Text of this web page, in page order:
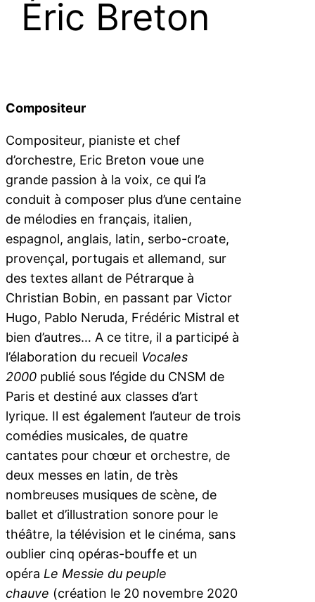
Éric Breton
Compositeur
Compositeur, pianiste et chef
d’orchestre, Eric Breton voue une
grande passion à la voix, ce qui l’a
conduit à composer plus d’une centaine
de mélodies en français, italien,
espagnol, anglais, latin, serbo-croate,
provençal, portugais et allemand, sur
des textes allant de Pétrarque à
Christian Bobin, en passant par Victor
Hugo, Pablo Neruda, Frédéric Mistral et
bien d’autres… A ce titre, il a participé à
l’élaboration du recueil Vocales
2000 publié sous l’égide du CNSM de
Paris et destiné aux classes d’art
lyrique. Il est également l’auteur de trois
comédies musicales, de quatre
cantates pour chœur et orchestre, de
deux messes en latin, de très
nombreuses musiques de scène, de
ballet et d’illustration sonore pour le
théâtre, la télévision et le cinéma, sans
oublier cinq opéras-bouffe et un
opéra Le Messie du peuple
chauve (création le 20 novembre 2020